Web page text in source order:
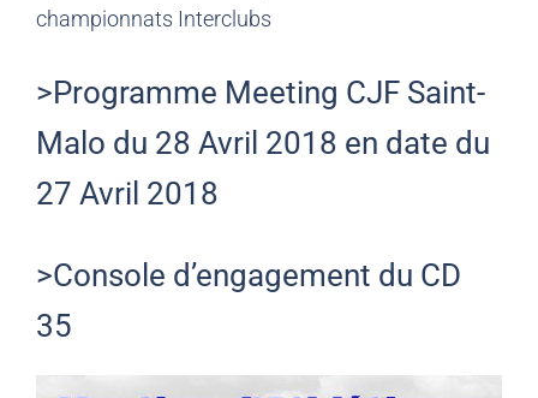
championnats Interclubs
>Programme Meeting CJF Saint-
Malo du 28 Avril 2018 en date du
27 Avril 2018
>Console d’engagement du CD
35